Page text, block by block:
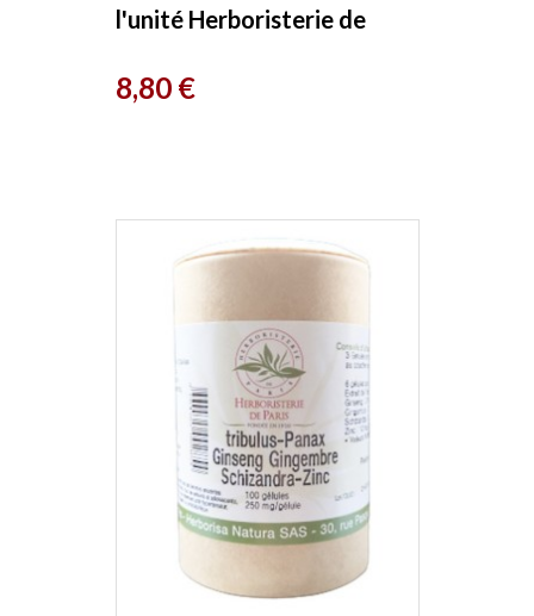
l'unité Herboristerie de
Prix
8,80 €